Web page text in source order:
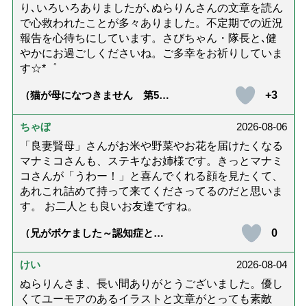
り､いろいろありましたが､ぬらりんさんの文章を読ん
で心救われたことが多々ありました。不定期での近況
報告を心待ちにしています。さびちゃん・隊長と､健
やかにお過ごしくださいね。ご多幸をお祈りしていま
す☆*゜
（猫が母になつきません 第500
+3
ちゃぼ
2026-08-06
「良妻賢母」さんがお米や野菜やお花を届けたくなる
マナミコさんも、ステキなお姉様です。きっとマナミ
コさんが「うわー！」と喜んでくれる顔を見たくて、
あれこれ詰めて持って来てくださってるのだと思いま
す。 お二人とも良いお友達ですね。
（兄がボケました～認知症と介
達』が届きました」）
0
けい
2026-08-04
ぬらりんさま、長い間ありがとうございました。優し
くてユーモアのあるイラストと文章がとっても素敵